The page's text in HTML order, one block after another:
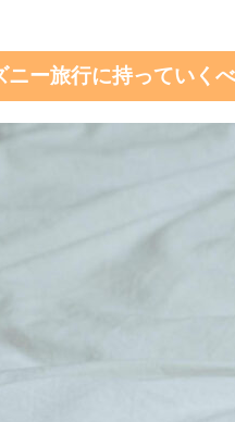
ニー旅行に持っていく